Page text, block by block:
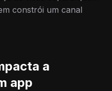
constrói um canal
a
app